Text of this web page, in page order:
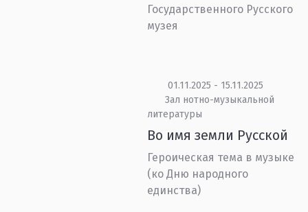
Государственного Русского
музея
01.11.2025 - 15.11.2025
Зал нотно-музыкальной
литературы
Во имя земли Русской
Героическая тема в музыке
(ко Дню народного
единства)